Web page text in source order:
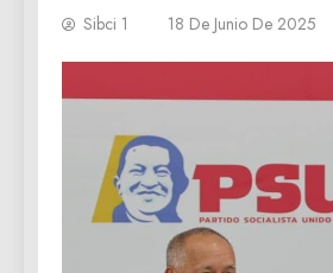
Sibci 1 18 De Junio De 2025